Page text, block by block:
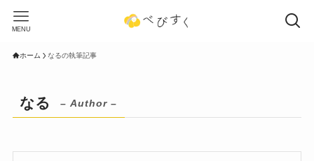
MENU
ホーム なるの執筆記事
なる – Author –